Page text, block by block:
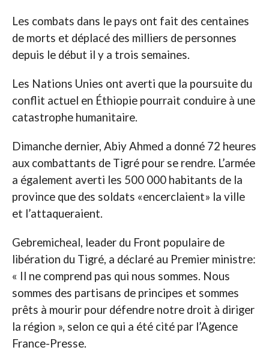
Les combats dans le pays ont fait des centaines
de morts et déplacé des milliers de personnes
depuis le début il y a trois semaines.
Les Nations Unies ont averti que la poursuite du
conflit actuel en Éthiopie pourrait conduire à une
catastrophe humanitaire.
Dimanche dernier, Abiy Ahmed a donné 72 heures
aux combattants de Tigré pour se rendre. L’armée
a également averti les 500 000 habitants de la
province que des soldats «encerclaient» la ville
et l’attaqueraient.
Gebremicheal, leader du Front populaire de
libération du Tigré, a déclaré au Premier ministre:
« Il ne comprend pas qui nous sommes. Nous
sommes des partisans de principes et sommes
prêts à mourir pour défendre notre droit à diriger
la région », selon ce qui a été cité par l’Agence
France-Presse.